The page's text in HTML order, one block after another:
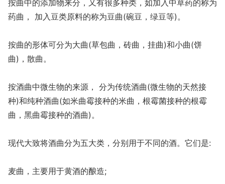
按曲中的添加物来分，又有很多种类，如加入中草药的称为
药曲， 加入豆类原料的称为豆曲(碗豆，绿豆等)。
按曲的形体可分为大曲(草包曲，砖曲，挂曲)和小曲(饼
曲)，散曲。
按酒曲中微生物的来源， 分为传统酒曲(微生物的天然接
种)和纯种酒曲(如米曲霉接种的米曲，根霉菌接种的根霉
曲，黑曲霉接种的酒曲)。
现代大致将酒曲分为五大类，分别用于不同的酒。它们是:
麦曲，主要用于黄酒的酿造;